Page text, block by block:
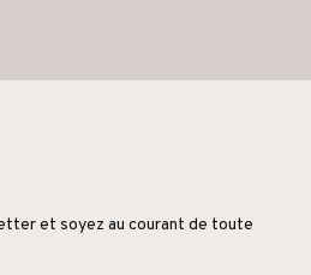
et soyez au courant de toute